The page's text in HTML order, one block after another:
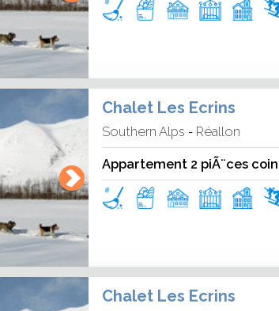
Chalet Les Ecrins
Southern Alps - Réallon
Appartement 2 piÃ¨ces
Chalet Les Ecrins